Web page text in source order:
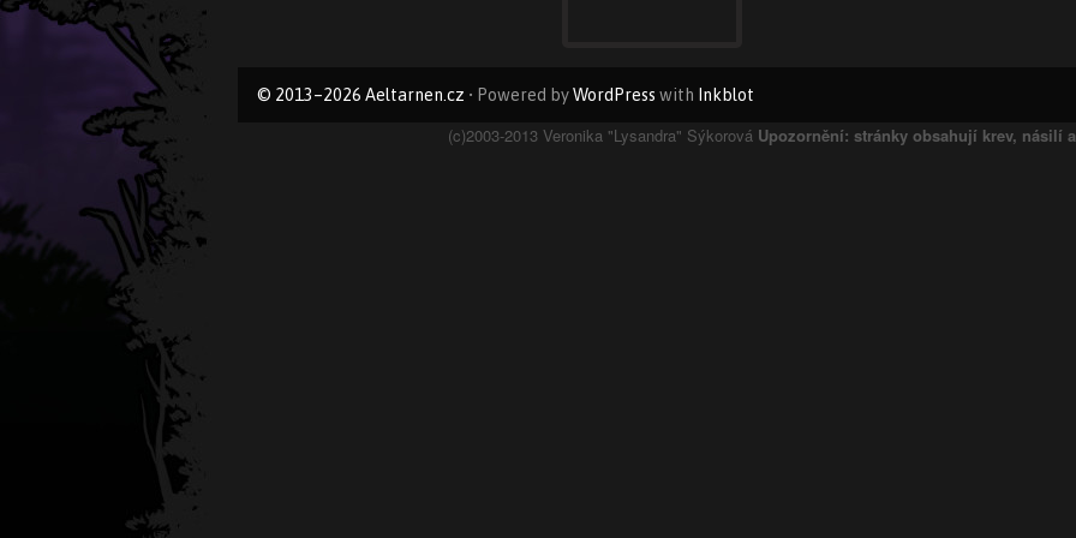
© 2013–2026 Aeltarnen.cz • Powered byWordPress with Inkblot
(c)2003-2013 Veronika "Lysandra" Sýkorová Upozornění: stránky obsahují krev, násilí